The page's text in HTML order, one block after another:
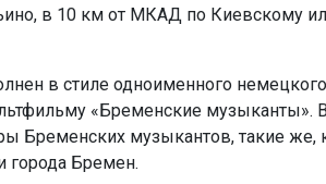
в 10 км от МКАД по Киевскому
в стиле одноименного немецкого
«Бременские музыканты».
Бременских музыкантов, такие же,
города Бремен.